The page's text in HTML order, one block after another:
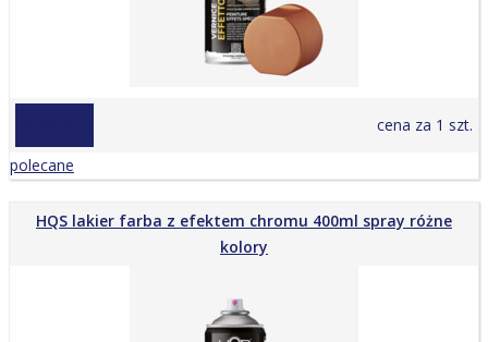
cena za 1 szt.
polecane
HQS lakier farba z efektem chromu 400ml spray różne
kolory